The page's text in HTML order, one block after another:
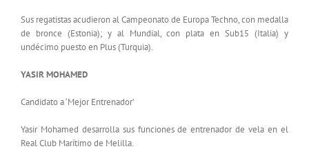
Sus regatistas acudieron al Campeonato de Europa Techno, con medalla
de bronce (Estonia); y al Mundial, con plata en Sub15 (Italia) y
undécimo puesto en Plus (Turquia).
YASIR MOHAMED
Candidato a ‘Mejor Entrenador’
Yasir Mohamed desarrolla sus funciones de entrenador de vela en el
Real Club Marítimo de Melilla.